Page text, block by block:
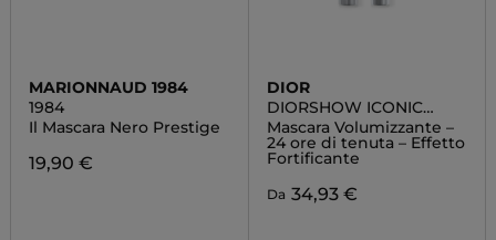
MARIONNAUD 1984
1984
Il Mascara Nero Prestige
19,90 €
DIOR
DIORSHOW ICONIC
OVERCURL
Mascara Volumizzante –
24 ore di tenuta – Effetto
Fortificante
Da 34,93 €